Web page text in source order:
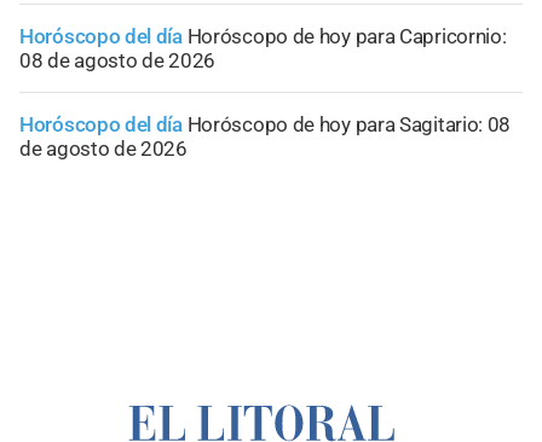
Horóscopo del día Horóscopo de hoy para Capricornio:
08 de agosto de 2026
Horóscopo del día Horóscopo de hoy para Sagitario: 08
de agosto de 2026